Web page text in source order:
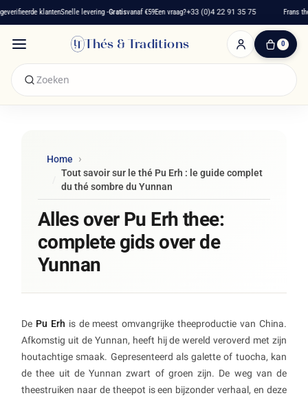
Snelle levering -Gratisvanaf €59Een vraag?+33 (0)4 22 91 35 75 Frans theehuis sinds
Thés & Traditions 0
0
Home
Tout savoir sur le thé Pu Erh : le guide complet
du thé sombre du Yunnan
Alles over Pu Erh thee:
complete gids over de
Yunnan
De Pu Erh is de meest omvangrijke theeproductie van China.
Afkomstig uit de Yunnan, heeft hij de wereld veroverd met zijn
houtachtige smaak. Gepresenteerd als galette of tuocha, kan
de thee uit de Yunnan zwart of groen zijn. De weg van de
theestruiken naar de theepot is een bijzonder verhaal, en deze